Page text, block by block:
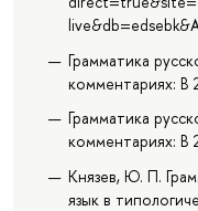
Грамматика
комментариях: В
Грамматика
комментариях: В
Князев, Ю. П.
язык в